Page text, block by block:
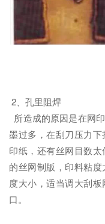
2、孔里阻焊
所造成的原因是在网
墨过多，在刮刀压力
印纸，还有丝网目数
的丝网制版，印料粘
度大小，适当调大刮
口。